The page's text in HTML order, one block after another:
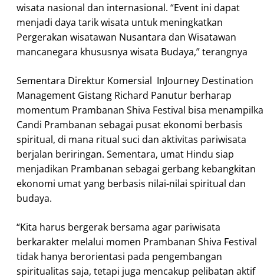
wisata nasional dan internasional. “Event ini dapat
menjadi daya tarik wisata untuk meningkatkan
Pergerakan wisatawan Nusantara dan Wisatawan
mancanegara khususnya wisata Budaya,” terangnya
Sementara Direktur Komersial InJourney Destination
Management Gistang Richard Panutur berharap
momentum Prambanan Shiva Festival bisa
Candi Prambanan sebagai pusat ekonomi berbasis
spiritual, di mana ritual suci dan aktivitas pariwisata
berjalan beriringan. Sementara, umat Hindu siap
menjadikan Prambanan sebagai gerbang kebangkitan
ekonomi umat yang berbasis nilai-nilai spiritual dan
budaya.
“Kita harus bergerak bersama agar pariwisata
berkarakter melalui momen Prambanan Shiva Festival
tidak hanya berorientasi pada pengembangan
spiritualitas saja, tetapi juga mencakup pelibatan aktif